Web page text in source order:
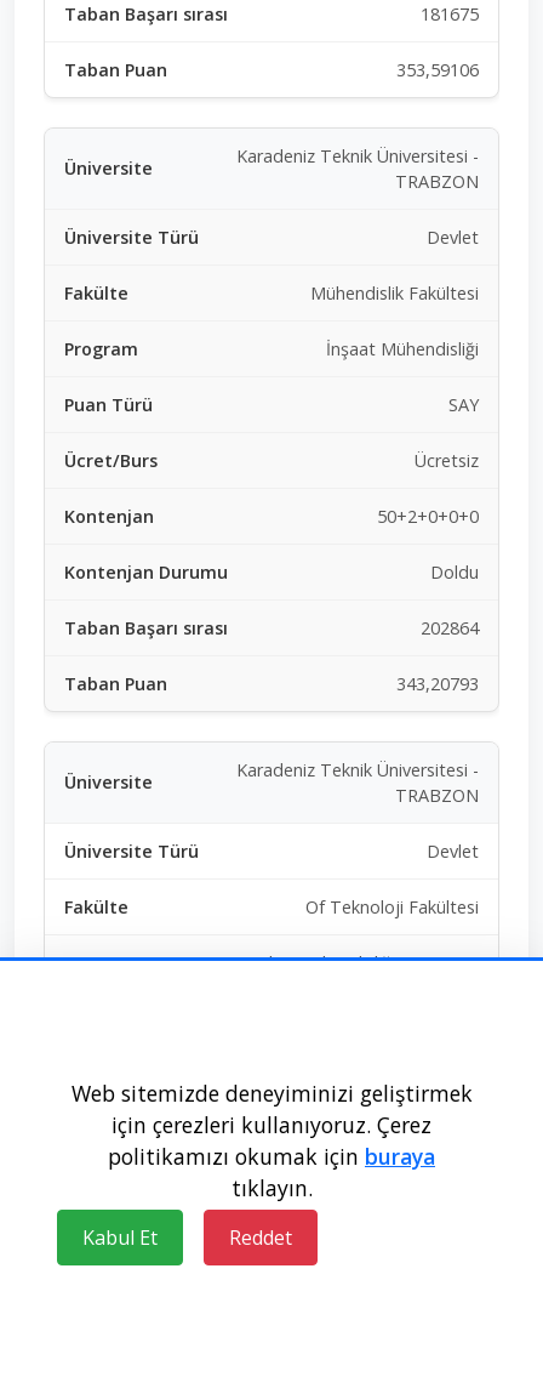
181675
353,59106
Karadeniz Teknik Üniversitesi -
TRABZON
Devlet
Mühendislik Fakültesi
İnşaat Mühendisliği
SAY
Ücretsiz
50+2+0+0+0
Doldu
202864
343,20793
Karadeniz Teknik Üniversitesi -
TRABZON
Devlet
Of Teknoloji Fakültesi
Yazılım Mühendisliği (M.T.O.K.)
14+1+0+0+0
Web sitemizde deneyiminizi geliştirmek
için çerezleri kullanıyoruz. Çerez
politikamızı okumak için buraya
tıklayın.
Kabul Et Reddet